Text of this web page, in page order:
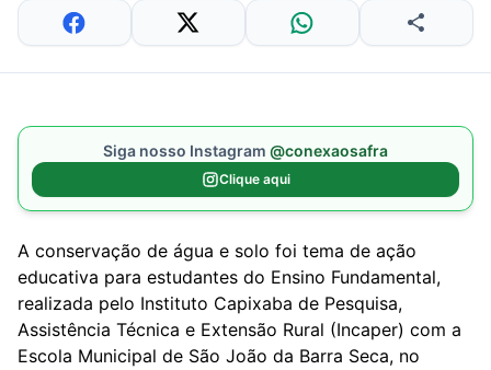
Siga nosso Instagram @conexaosafra
Clique aqui
A conservação de água e solo foi tema de ação
educativa para estudantes do Ensino Fundamental,
realizada pelo Instituto Capixaba de Pesquisa,
Assistência Técnica e Extensão Rural (Incaper) com a
Escola Municipal de São João da Barra Seca, no